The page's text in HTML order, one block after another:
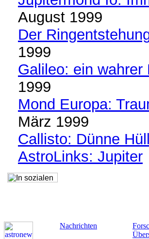
August 1999
Der
1999
Galileo: ein wahrer
1999
Mond Europa:
März 1999
Callisto: Dünne
AstroLinks: Jupiter
Nachrichten